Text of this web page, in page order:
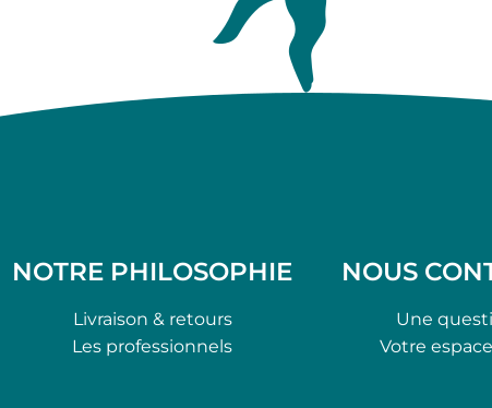
NOTRE PHILOSOPHIE
Livraison & retours
Les professionnels
NOUS
Une
Votre